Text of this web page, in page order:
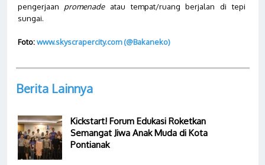
pengerjaan promenadeatau tempat/ruang berjalan di tepi
sungai.
Foto: www.skyscrapercity.com (@Bakaneko)
Berita Lainnya
Kickstart! Forum Edukasi Roketkan
Semangat Jiwa Anak Muda di Kota
Pontianak